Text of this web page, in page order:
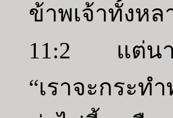
ข้าพเจ้าทั้งห
11:2 แต่นา
“เราจะกระ